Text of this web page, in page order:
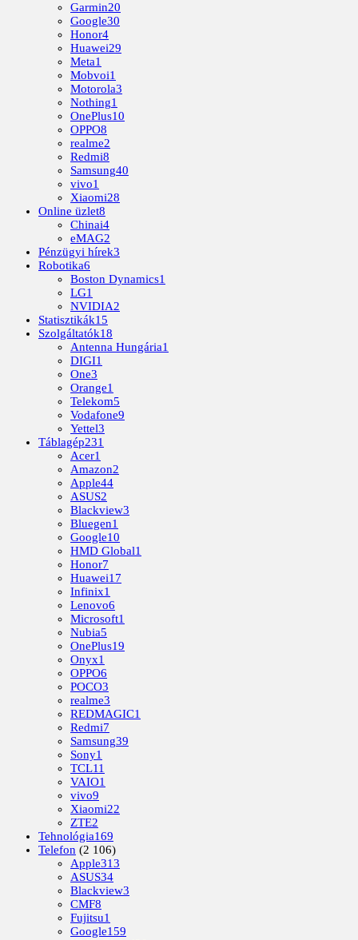
Garmin20
Google30
Honor4
Huawei29
Meta1
Mobvoi1
Motorola3
Nothing1
OnePlus10
OPPO8
realme2
Redmi8
Samsung40
vivo1
Xiaomi28
Online üzlet8
Chinai4
eMAG2
Pénzügyi hírek3
Robotika6
Boston Dynamics1
LG1
NVIDIA2
Statisztikák15
Szolgáltatók18
Antenna Hungária1
DIGI1
One3
Orange1
Telekom5
Vodafone9
Yettel3
Táblagép231
Acer1
Amazon2
Apple44
ASUS2
Blackview3
Bluegen1
Google10
HMD Global1
Honor7
Huawei17
Infinix1
Lenovo6
Microsoft1
Nubia5
OnePlus19
Onyx1
OPPO6
POCO3
realme3
REDMAGIC1
Redmi7
Samsung39
Sony1
TCL11
VAIO1
vivo9
Xiaomi22
ZTE2
Tehnológia169
Telefon (2 106)
Apple313
ASUS34
Blackview3
CMF8
Fujitsu1
Google159